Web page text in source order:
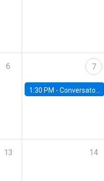
6 7
1:30 PM - Conversatorio | Pobreza: La mirada de León XIV
13 14